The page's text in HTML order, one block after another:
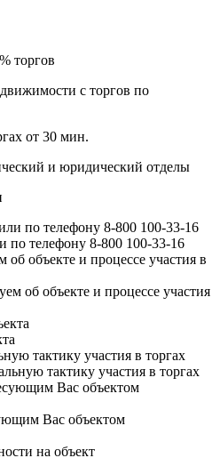
торгов
с торгов по
от 30 мин.
и юридический отделы
по телефону 8-800 100-33-16
объекте и процессе участия в
тактику участия в торгах
Вас объектом
на объект